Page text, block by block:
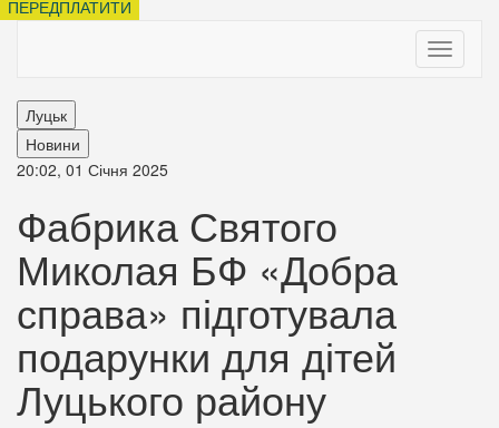
ПЕРЕДПЛАТИТИ
Toggle
Луцьк
Новини
20:02, 01 Січня 2025
Фабрика Святого
Миколая БФ «Добра
справа» підготувала
подарунки для дітей
Луцького району